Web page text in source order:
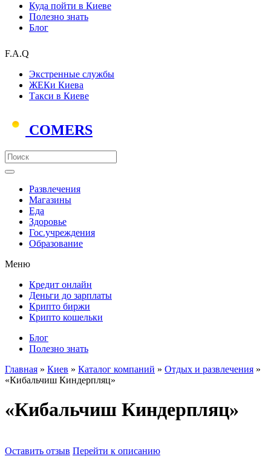
Куда пойти в Киеве
Полезно знать
Блог
F.A.Q
Экстренные службы
ЖЕКи Киева
Такси в Киеве
COMERS
Развлечения
Магазины
Еда
Здоровье
Гос.учреждения
Образование
Меню
Кредит онлайн
Деньги до зарплаты
Крипто биржи
Крипто кошельки
Блог
Полезно знать
Главная » Киев » Каталог компаний » Отдых и развлечения »
«Кибальчиш Киндерпляц»
«Кибальчиш Киндерпляц»
Оставить отзыв Перейти к описанию